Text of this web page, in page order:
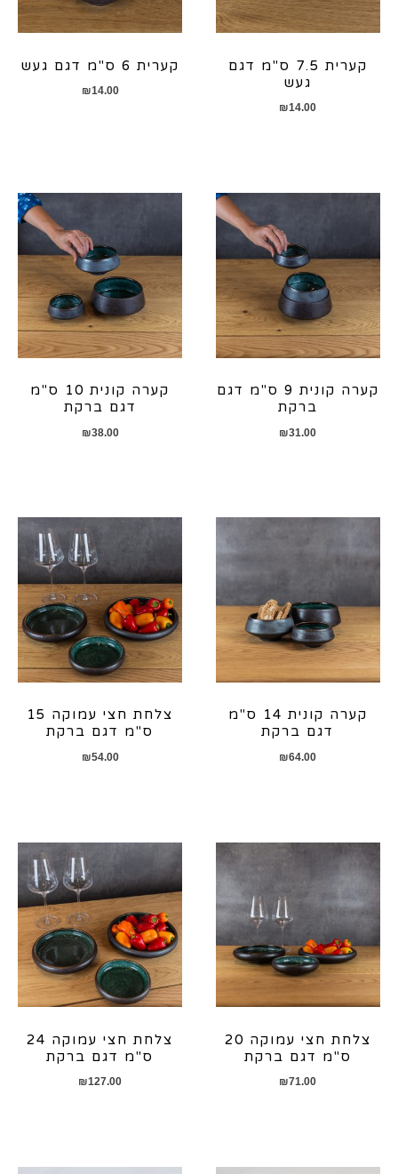
קערית 7.5 ס"מ דגם
געש
₪14.00
קערית 6 ס"מ דגם געש
₪14.00
קערה קונית 9 ס"מ דגם
ברקת
₪31.00
קערה קונית 10 ס"מ
דגם ברקת
₪38.00
קערה קונית 14 ס"מ
דגם ברקת
₪64.00
צלחת חצי עמוקה 15
ס"מ דגם ברקת
₪54.00
צלחת חצי עמוקה 20
ס"מ דגם ברקת
₪71.00
צלחת חצי עמוקה 24
ס"מ דגם ברקת
₪127.00